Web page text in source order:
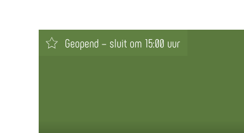
Geopend – sluit om 15:00 uur